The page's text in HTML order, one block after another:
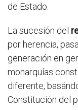
de Estado.
La sucesión del
por herencia,
generación en
monarquías
diferente,
Constitución del